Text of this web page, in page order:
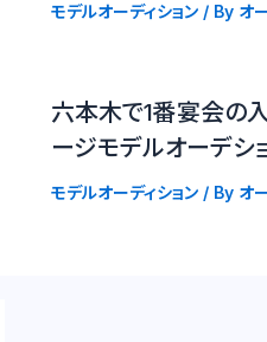
モデルオーディション/ By オ
六本木で1番宴会の
ージモデルオーデシ
モデルオーディション/ By オ